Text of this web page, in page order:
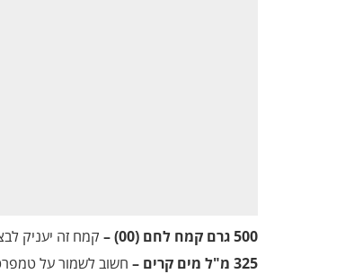
500 גרם קמח לחם (00) –
קמח זה יעניק
325 מ"ל מים קרים –
חשוב לשמור על